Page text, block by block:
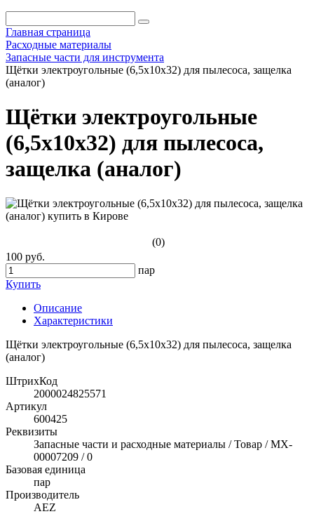
Главная страница
Расходные материалы
Запасные части для инструмента
Щётки электроугольные (6,5x10x32) для пылесоса, защелка
(аналог)
Щётки электроугольные
(6,5x10x32) для пылесоса,
защелка (аналог)
(0)
100 руб.
пар
Купить
Описание
Характеристики
Щётки электроугольные (6,5x10x32) для пылесоса, защелка
(аналог)
ШтрихКод
2000024825571
Артикул
600425
Реквизиты
Запасные части и расходные материалы / Товар / MX-
00007209 / 0
Базовая единица
пар
Производитель
AEZ